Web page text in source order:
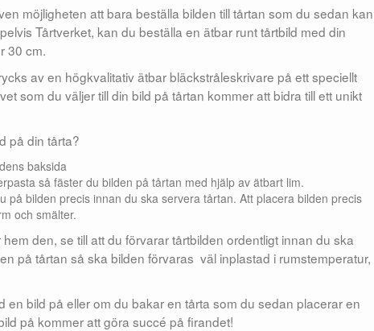
möjligheten att bara beställa bilden till tårtan som du sedan kan
Tårtverket, kan du beställa en ätbar runt tårtbild med din
30 cm.
av en högkvalitativ ätbar bläckstråleskrivare på ett speciellt
som du väljer till din bild på tårtan kommer att bidra till ett unikt
på din tårta?
baksida
så fäster du bilden på tårtan med hjälp av ätbart lim.
på bilden precis innan du ska servera tårtan. Att placera bilden precis
och smälter.
den, se till att du förvarar tårtbilden ordentligt innan du ska
på tårtan så ska bilden förvaras väl inplastad i rumstemperatur,
en bild på eller om du bakar en tårta som du sedan placerar en
på kommer att göra succé på firandet!